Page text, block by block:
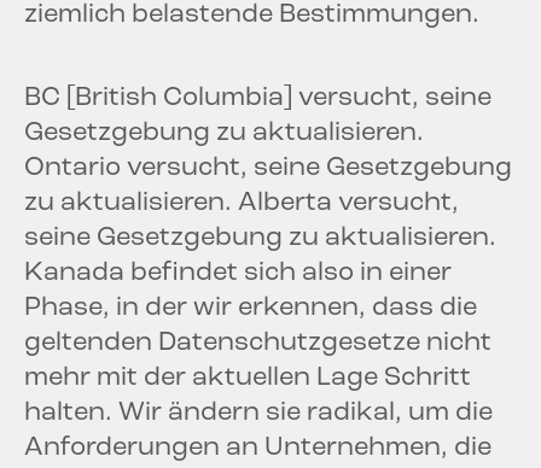
ziemlich belastende Bestimmungen.
BC [British Columbia] versucht, seine
Gesetzgebung zu aktualisieren.
Ontario versucht, seine Gesetzgebung
zu aktualisieren. Alberta versucht,
seine Gesetzgebung zu aktualisieren.
Kanada befindet sich also in einer
Phase, in der wir erkennen, dass die
geltenden Datenschutzgesetze nicht
mehr mit der aktuellen Lage Schritt
halten. Wir ändern sie radikal, um die
Anforderungen an Unternehmen, die